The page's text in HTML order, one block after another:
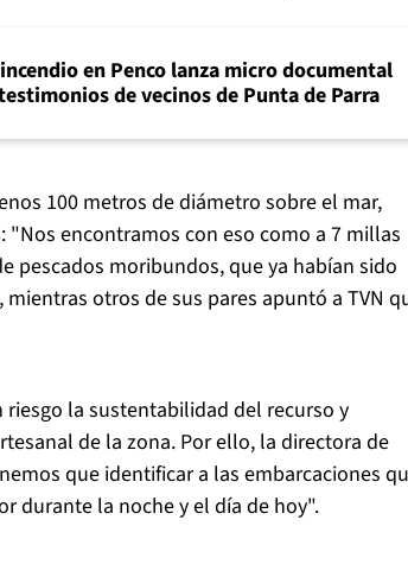
en Penco lanza micro documental
de vecinos de Punta de Parra
100 metros de diámetro sobre el mar,
"Nos encontramos con eso como a 7 millas
pescados moribundos, que ya habían sido
otros de sus pares apuntó a TVN
la sustentabilidad del recurso y
de la zona. Por ello, la directora de
que identificar a las embarcaciones
durante la noche y el día de hoy".